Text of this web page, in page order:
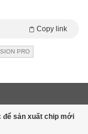
Copy link
PRO
để sản xuất chip mới